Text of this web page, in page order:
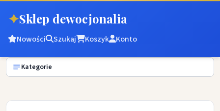
✦Sklep dewocjonalia
Nowości Szukaj Koszyk Konto
Kategorie